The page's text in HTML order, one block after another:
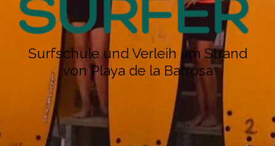
Surfschule und Verleih am Strand
von Playa de la Barrosa